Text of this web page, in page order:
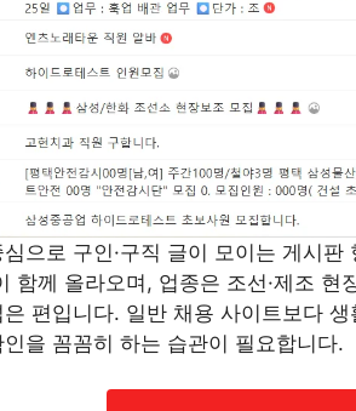
으로 구인·구직 글이 모이는 게시
함께 올라오며, 업종은 조선·제조 현
편입니다. 일반 채용 사이트보다
을 꼼꼼히 하는 습관이 필요합니다.